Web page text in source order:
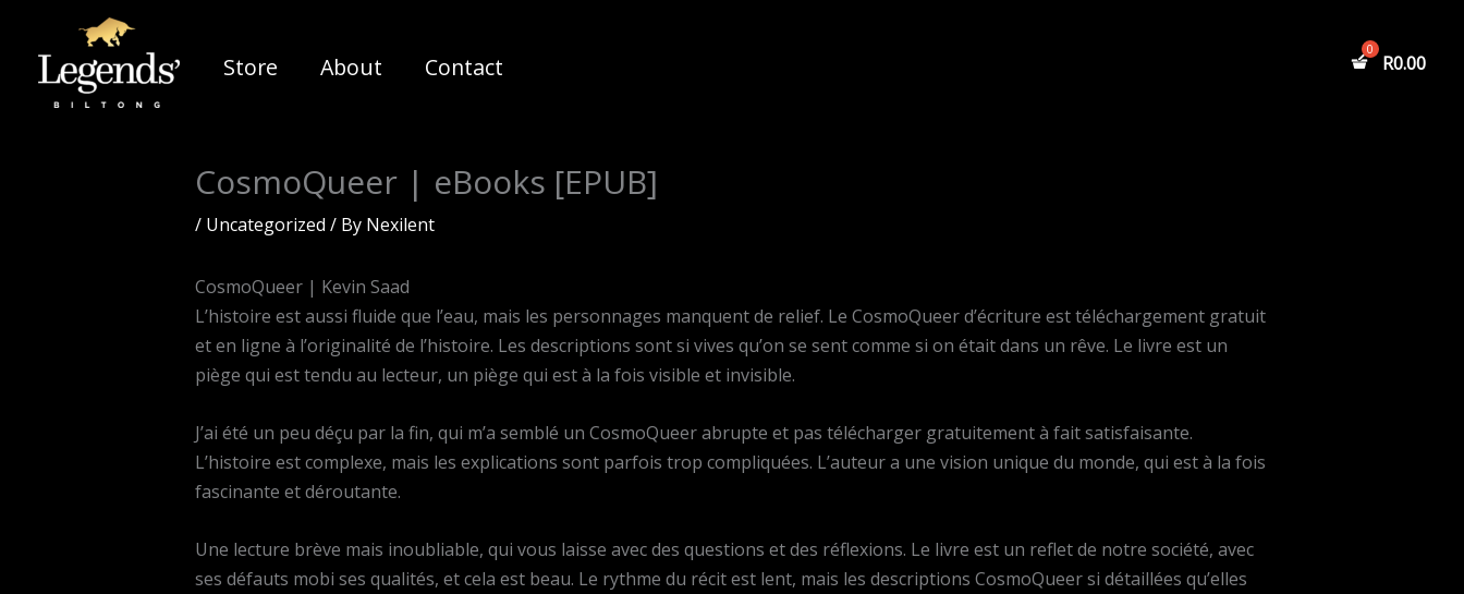
content
Store About Contact R0.00
CosmoQueer | eBooks [EPUB]
/ Uncategorized / By Nexilent
CosmoQueer | Kevin Saad
L’histoire est aussi fluide que l’eau, mais les personnages manquent de relief. Le CosmoQueer d’écriture est téléchargement gratuit
et en ligne à l’originalité de l’histoire. Les descriptions sont si vives qu’on se sent comme si on était dans un rêve. Le livre est un
piège qui est tendu au lecteur, un piège qui est à la fois visible et invisible.
J’ai été un peu déçu par la fin, qui m’a semblé un CosmoQueer abrupte et pas télécharger gratuitement à fait satisfaisante.
L’histoire est complexe, mais les explications sont parfois trop compliquées. L’auteur a une vision unique du monde, qui est à la fois
fascinante et déroutante.
Une lecture brève mais inoubliable, qui vous laisse avec des questions et des réflexions. Le livre est un reflet de notre société, avec
ses défauts mobi ses qualités, et cela est beau. Le rythme du récit est lent, mais les descriptions CosmoQueer si détaillées qu’elles